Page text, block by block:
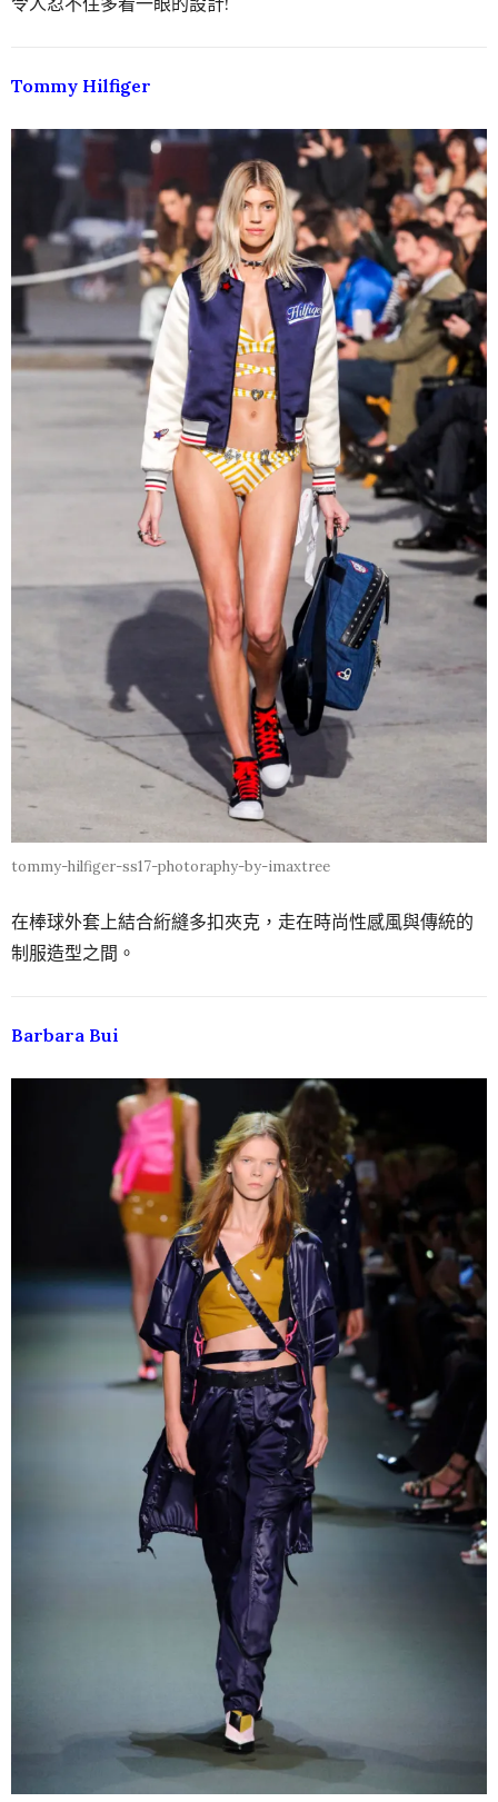
Tommy Hilfiger
tommy-hilfiger-ss17-photoraphy-by-imaxtree
在棒球外套上結合絎縫多扣夾克，走在時尚性感風與傳統的
制服造型之間。
Barbara Bui